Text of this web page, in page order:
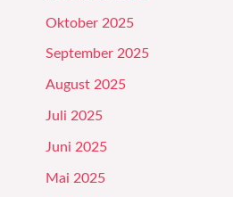
Oktober 2025
September 2025
August 2025
Juli 2025
Juni 2025
Mai 2025